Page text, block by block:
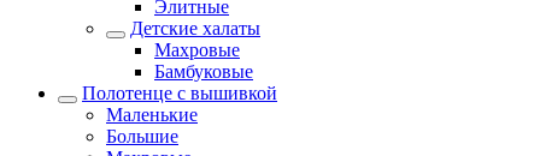
Элитные
Детские халаты
Махровые
Бамбуковые
Полотенце с вышивкой
Маленькие
Большие